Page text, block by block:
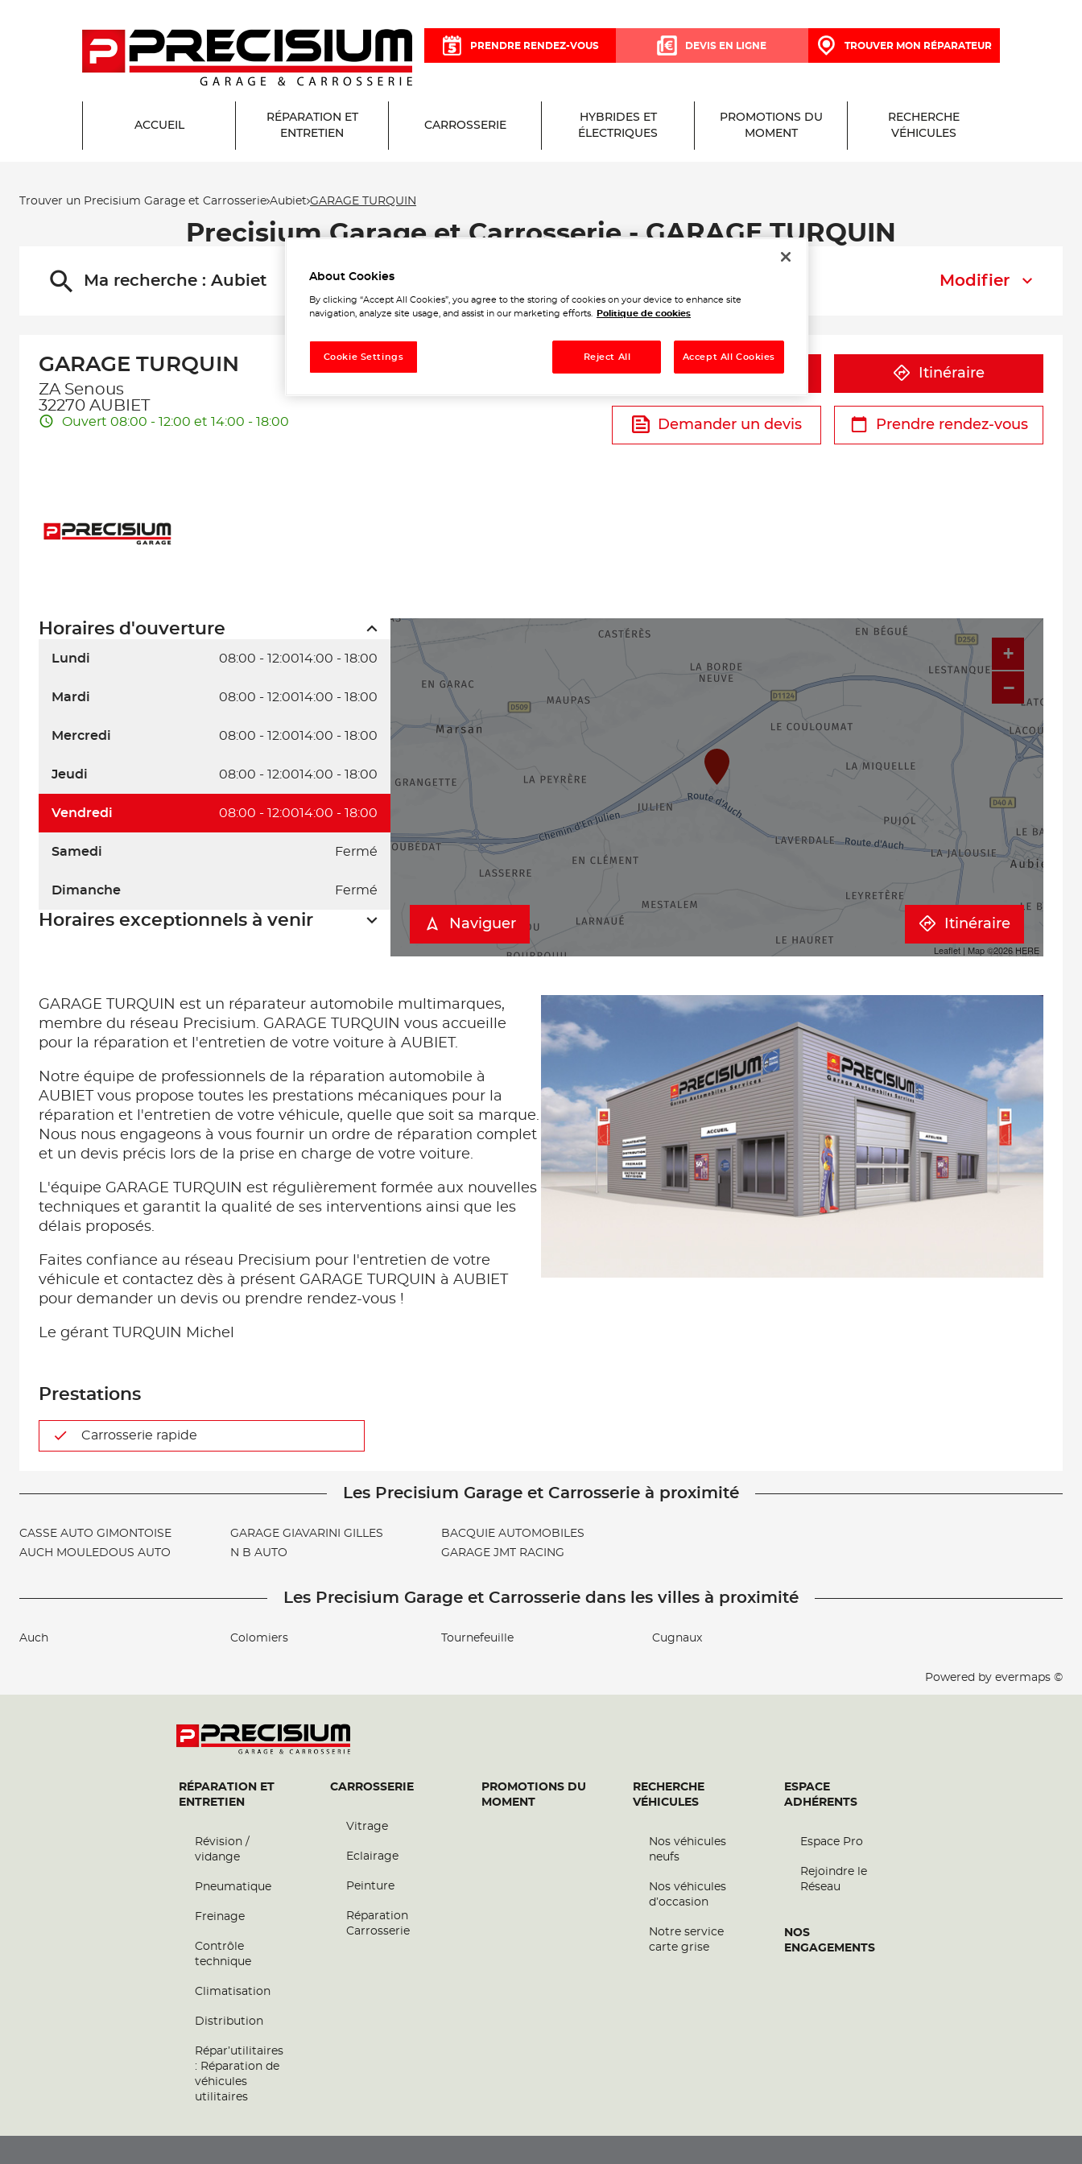
PRENDRE RENDEZ-VOUS DEVIS EN LIGNE TROUVER MON RÉPARATEUR
ACCUEIL
RÉPARATION ET
ENTRETIEN
CARROSSERIE
HYBRIDES ET
ÉLECTRIQUES
PROMOTIONS DU
MOMENT
RECHERCHE
VÉHICULES
Trouver un Precisium Garage et Carrosserie Aubiet GARAGE TURQUIN
Precisium Garage et Carrosserie - GARAGE TURQUIN
Ma recherche : Aubiet Modifier
GARAGE TURQUIN
ZA Senous
32270 AUBIET
Ouvert 08:00 - 12:00 et 14:00 - 18:00
Téléphone Itinéraire
Demander un devis Prendre rendez-vous
Horaires d'ouverture
Lundi 08:00 - 12:0014:00 - 18:00
Mardi 08:00 - 12:0014:00 - 18:00
Mercredi 08:00 - 12:0014:00 - 18:00
Jeudi 08:00 - 12:0014:00 - 18:00
Vendredi 08:00 - 12:0014:00 - 18:00
Samedi Fermé
Dimanche Fermé
Horaires exceptionnels à venir
+
−
Leaflet | Map ©2026HERE
Naviguer Itinéraire
GARAGE TURQUIN est un réparateur automobile multimarques,
membre du réseau Precisium. GARAGE TURQUIN vous accueille
pour la réparation et l'entretien de votre voiture à AUBIET.
Notre équipe de professionnels de la réparation automobile à
AUBIET vous propose toutes les prestations mécaniques pour la
réparation et l'entretien de votre véhicule, quelle que soit sa marque.
Nous nous engageons à vous fournir un ordre de réparation complet
et un devis précis lors de la prise en charge de votre voiture.
L'équipe GARAGE TURQUIN est régulièrement formée aux nouvelles
techniques et garantit la qualité de ses interventions ainsi que les
délais proposés.
Faites confiance au réseau Precisium pour l'entretien de votre
véhicule et contactez dès à présent GARAGE TURQUIN à AUBIET
pour demander un devis ou prendre rendez-vous !
Le gérant TURQUIN Michel
Prestations
Carrosserie rapide
Les Precisium Garage et Carrosserie à proximité
CASSE AUTO GIMONTOISE
AUCH MOULEDOUS AUTO
GARAGE GIAVARINI GILLES
N B AUTO
BACQUIE AUTOMOBILES
GARAGE JMT RACING
Les Precisium Garage et Carrosserie dans les villes à proximité
Auch Colomiers Tournefeuille Cugnaux
Powered by evermaps ©
RÉPARATION ET
ENTRETIEN
Révision /
vidange
Pneumatique
Freinage
Contrôle
technique
Climatisation
Distribution
Répar’utilitaires
: Réparation de
véhicules
utilitaires
CARROSSERIE
Vitrage
Eclairage
Peinture
Réparation
Carrosserie
PROMOTIONS DU
MOMENT
RECHERCHE
VÉHICULES
Nos véhicules
neufs
Nos véhicules
d’occasion
Notre service
carte grise
ESPACE
ADHÉRENTS
Espace Pro
Rejoindre le
Réseau
NOS
ENGAGEMENTS
About Cookies
By clicking “Accept All Cookies”, you agree to the storing of cookies on your device to enhance site
navigation, analyze site usage, and assist in our marketing efforts.
Politique de cookies
Reject All Accept All Cookies
Cookie Settings